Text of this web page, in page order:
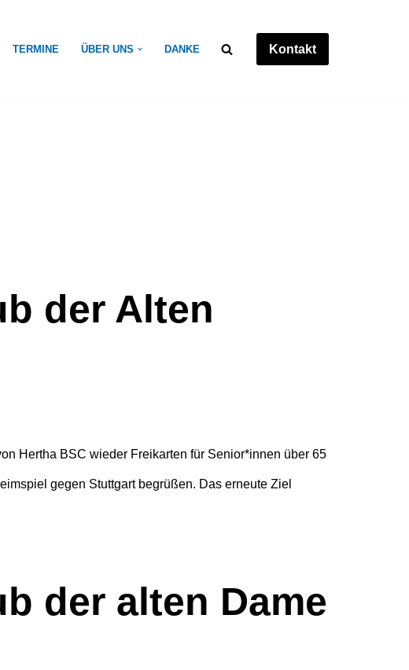
TERMINE ÜBER UNS DANKE Kontakt
der Alten
Hertha BSC wieder Freikarten für Senior*innen über 65
gegen Stuttgart begrüßen. Das erneute Ziel
der alten Dame